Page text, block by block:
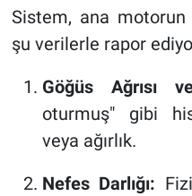
Sistem, ana
şu verilerle rapor
Göğüs Ağrısı
oturmuş" gibi
veya ağırlık.
Nefes Darlığı: